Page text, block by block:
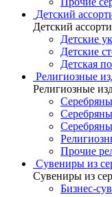
Детский
Детский
Детские
Детские
Детская
Религиозные
Религиозные
Прочие
Сувениры из
Сувениры из
Бизнес-